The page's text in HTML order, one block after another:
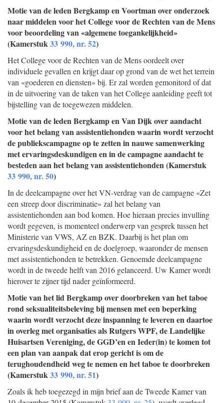
Motie van de leden Bergkamp en Voortman over onderzoek
naar middelen voor het College voor de Rechten van de Mens
voor beoordeling van «algemene toegankelijkheid»
(Kamerstuk33 990, nr. 52)
Het College voor de Rechten van de Mens oordeelt over
individuele gevallen en krijgt daar op grond van de wet het terrein
van «goederen en diensten» bij. Er zal worden gemonitord of dat
in de uitvoering van de taken van het College aanleiding geeft tot
bijstelling van de toegewezen middelen.
Motie van de leden Bergkamp en Van Dijk over aandacht
voor het belang van assistentiehonden waarin wordt verzocht
de publiekscampagne op te zetten in nauwe samenwerking
met ervaringsdeskundigen en in de campagne aandacht te
besteden aan het belang van assistentiehonden (Kamerstuk
33 990, nr. 50)
In de deelcampagne over het VN-verdrag van de campagne «Zet
een streep door discriminatie» zal het belang van
assistentiehonden aan bod komen. Hoe hieraan precies invulling
wordt gegeven, is momenteel onderwerp van gesprek tussen het
Ministerie van VWS, AZ en BZK. Daarbij is het plan om
ervaringsdeskundigheid en de doelgroep, waaronder de mensen
met assistentiehonden te betrekken. Genoemde deelcampagne
wordt in de tweede helft van 2016 gelanceerd. Uw Kamer wordt
hierover te zijner tijd nader geïnformeerd.
Motie van het lid Bergkamp over doorbreken van het taboe
rond seksualiteitsbeleving bij mensen met een beperking
waarin wordt verzocht deze inspanning te leveren en daartoe
in overleg met organisaties als Rutgers WPF, de Landelijke
Huisartsen Vereniging, de GGD’en en Ieder(in) te komen tot
een plan van aanpak dat erop gericht is om de
terughoudendheid weg te nemen en het taboe te doorbreken
(Kamerstuk33 990, nr. 51)
Zoals ik heb toegezegd in mijn brief aan de Tweede Kamer van